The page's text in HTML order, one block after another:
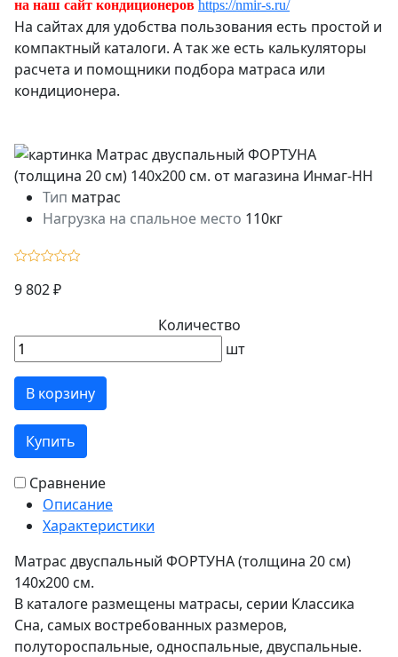
на наш сайт кондиционеров https://nmir-s.ru/
На сайтах для удобства пользования есть простой и
компактный каталоги. А так же есть калькуляторы
расчета и помощники подбора матраса или
кондиционера.
Тип матрас
Нагрузка на спальное место 110кг
9 802 ₽
Количество
шт
В корзину
Купить
Сравнение
Описание
Характеристики
Матрас двуспальный ФОРТУНА (толщина 20 см)
140х200 см.
В каталоге размещены матрасы, серии Классика
Сна, самых востребованных размеров,
полутороспальные, односпальные, двуспальные.